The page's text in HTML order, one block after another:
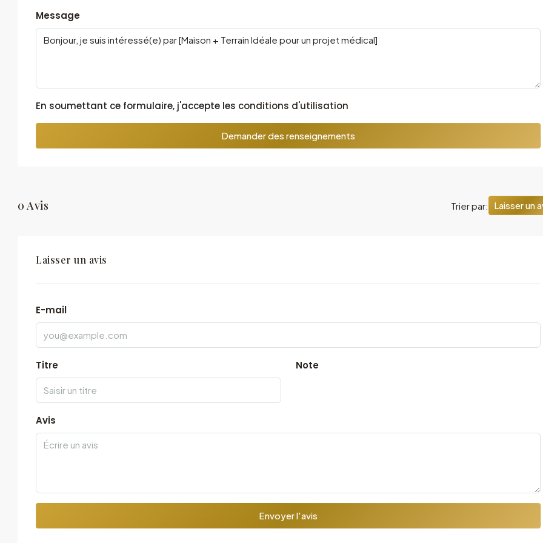
Message
En soumettant ce formulaire, j'accepte les conditions d'utilisation
Demander des renseignements
0 Avis Trier par: Laisser un
Laisser un avis
E-mail
Titre Note
Avis
Envoyer l'avis